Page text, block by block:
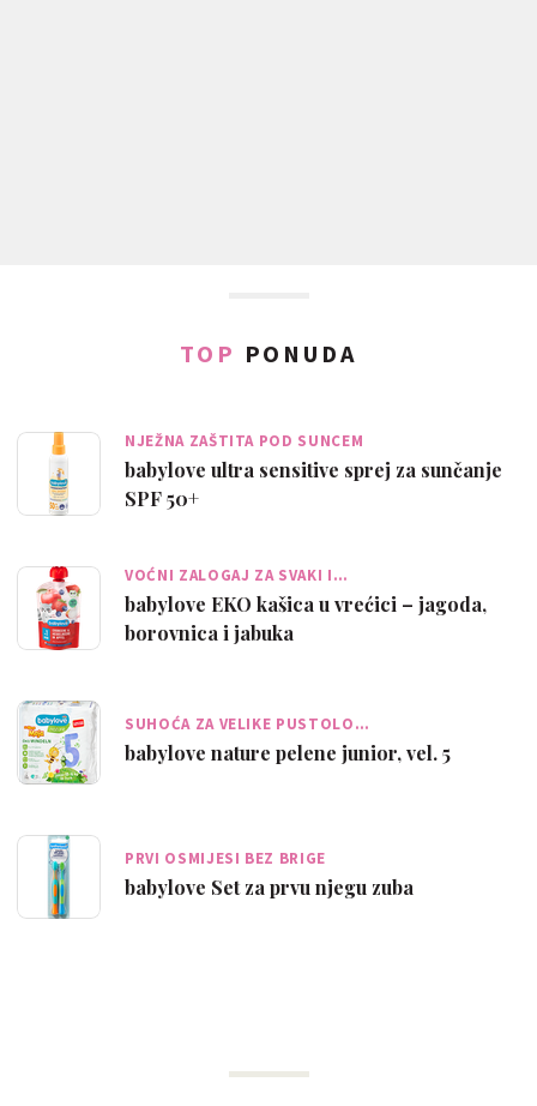
TOP PONUDA
NJEŽNA ZAŠTITA POD SUNCEM
babylove ultra sensitive sprej za sunčanje
SPF 50+
VOĆNI ZALOGAJ ZA SVAKI I…
babylove EKO kašica u vrećici – jagoda,
borovnica i jabuka
SUHOĆA ZA VELIKE PUSTOLO…
babylove nature pelene junior, vel. 5
PRVI OSMIJESI BEZ BRIGE
babylove Set za prvu njegu zuba